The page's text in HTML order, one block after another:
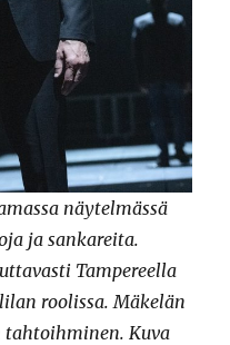
näytelmässä
ja sankareita.
Tampereella
roolissa. Mäkelän
Kuva